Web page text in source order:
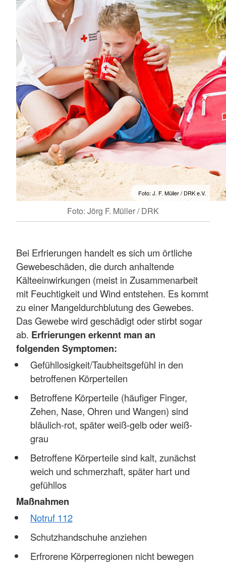
Foto: J. F. Müller / DRK e.V.
Foto: Jörg F. Müller / DRK
Bei Erfrierungen handelt es sich um örtliche
Gewebeschäden, die durch anhaltende
Kälteeinwirkungen (meist in Zusammenarbeit
mit Feuchtigkeit und Wind entstehen. Es kommt
zu einer Mangeldurchblutung des Gewebes.
Das Gewebe wird geschädigt oder stirbt sogar
ab. Erfrierungen erkennt man an
folgenden Symptomen:
Gefühllosigkeit/Taubheitsgefühl in den
betroffenen Körperteilen
Betroffene Körperteile (häufiger Finger,
Zehen, Nase, Ohren und Wangen) sind
bläulich-rot, später weiß-gelb oder weiß-
grau
Betroffene Körperteile sind kalt, zunächst
weich und schmerzhaft, später hart und
gefühllos
Maßnahmen
Notruf 112
Schutzhandschuhe anziehen
Erfrorene Körperregionen nicht bewegen